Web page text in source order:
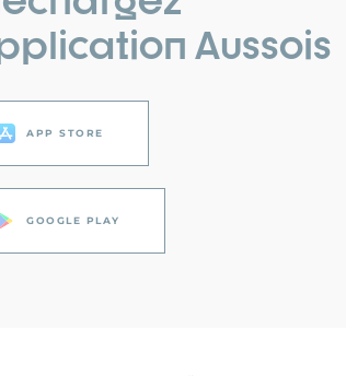
Aussois
APP STORE
GOOGLE PLAY